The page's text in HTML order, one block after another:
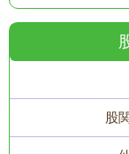
股